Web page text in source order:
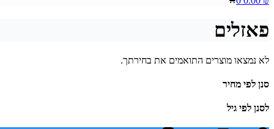
פאזלים
לא נמצאו מוצרים התואמים את בחירתך.
סנן לפי מחיר
לסנן לפי גיל